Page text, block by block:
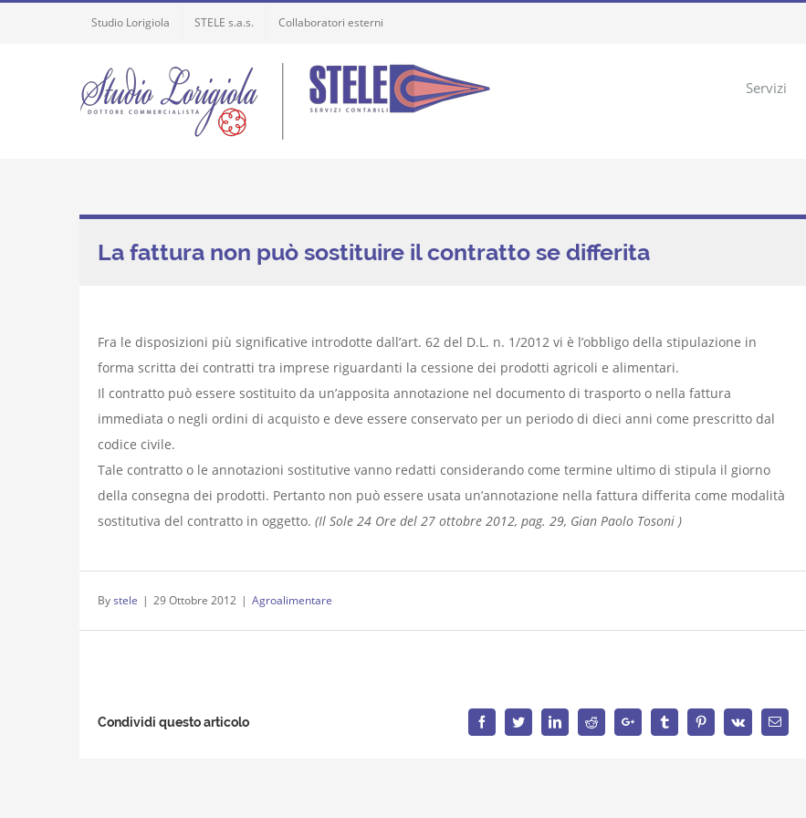
Studio Lorigiola STELE s.a.s. Collaboratori esterni
Servizi
La fattura non può sostituire il contratto se differita
Fra le disposizioni più significative introdotte dall’art. 62 del D.L. n. 1/2012 vi è l’obbligo della stipulazione in
forma scritta dei contratti tra imprese riguardanti la cessione dei prodotti agricoli e alimentari.
Il contratto può essere sostituito da un’apposita annotazione nel documento di trasporto o nella fattura
immediata o negli ordini di acquisto e deve essere conservato per un periodo di dieci anni come prescritto dal
codice civile.
Tale contratto o le annotazioni sostitutive vanno redatti considerando come termine ultimo di stipula il giorno
della consegna dei prodotti. Pertanto non può essere usata un’annotazione nella fattura differita come modalità
sostitutiva del contratto in oggetto. (Il Sole 24 Ore del 27 ottobre 2012, pag. 29, Gian Paolo Tosoni )
Bystele | 29 Ottobre 2012 | Agroalimentare
Condividi questo articolo FacebookTwitterLinkedInReddit Google+ Tumblr PinterestVk Email